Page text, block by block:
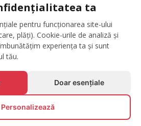
rezervate EVENTBOOK SRL.
ta
pentru funcționarea site-ului
plăți). Cookie-urile de analiză și
experiența ta și sunt
tău.
Doar esențiale
Personalizează